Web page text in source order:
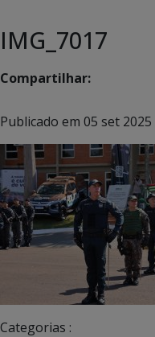
IMG_7017
Compartilhar:
Publicado em 05 set 2025
Categorias :